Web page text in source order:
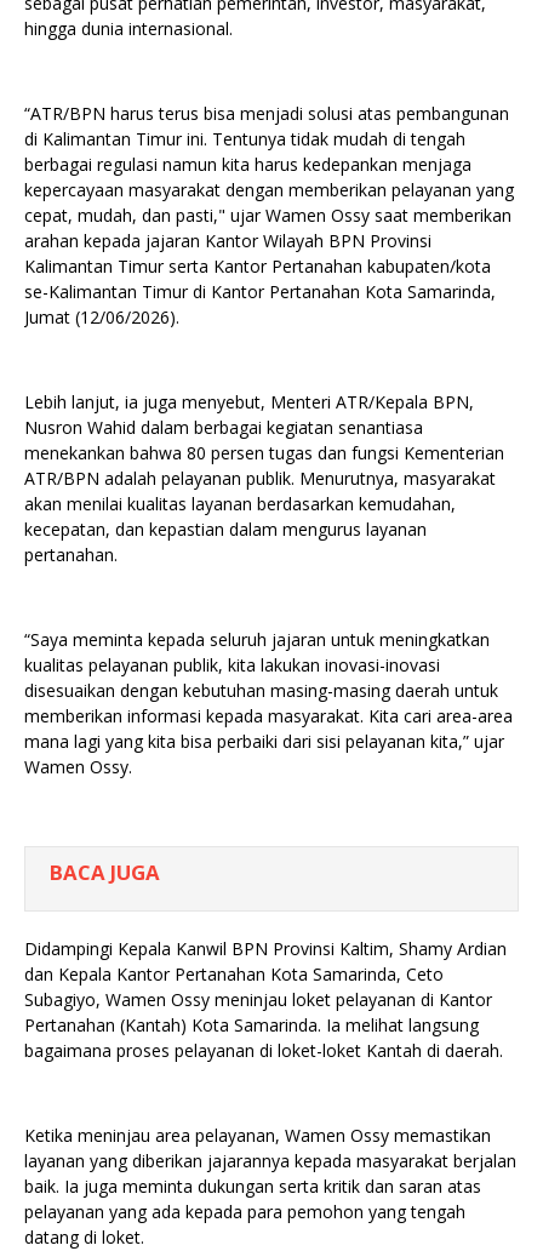
hingga dunia internasional.
“ATR/BPN harus terus bisa menjadi solusi atas pembangunan
di Kalimantan Timur ini. Tentunya tidak mudah di tengah
berbagai regulasi namun kita harus kedepankan menjaga
kepercayaan masyarakat dengan memberikan pelayanan yang
cepat, mudah, dan pasti," ujar Wamen Ossy saat memberikan
arahan kepada jajaran Kantor Wilayah BPN Provinsi
Kalimantan Timur serta Kantor Pertanahan kabupaten/kota
se-Kalimantan Timur di Kantor Pertanahan Kota Samarinda,
Jumat (12/06/2026).
Lebih lanjut, ia juga menyebut, Menteri ATR/Kepala BPN,
Nusron Wahid dalam berbagai kegiatan senantiasa
menekankan bahwa 80 persen tugas dan fungsi Kementerian
ATR/BPN adalah pelayanan publik. Menurutnya, masyarakat
akan menilai kualitas layanan berdasarkan kemudahan,
kecepatan, dan kepastian dalam mengurus layanan
pertanahan.
“Saya meminta kepada seluruh jajaran untuk meningkatkan
kualitas pelayanan publik, kita lakukan inovasi-inovasi
disesuaikan dengan kebutuhan masing-masing daerah untuk
memberikan informasi kepada masyarakat. Kita cari area-area
mana lagi yang kita bisa perbaiki dari sisi pelayanan kita,” ujar
Wamen Ossy.
BACA JUGA
Didampingi Kepala Kanwil BPN Provinsi Kaltim, Shamy Ardian
dan Kepala Kantor Pertanahan Kota Samarinda, Ceto
Subagiyo, Wamen Ossy meninjau loket pelayanan di Kantor
Pertanahan (Kantah) Kota Samarinda. Ia melihat langsung
bagaimana proses pelayanan di loket-loket Kantah di daerah.
Ketika meninjau area pelayanan, Wamen Ossy memastikan
layanan yang diberikan jajarannya kepada masyarakat berjalan
baik. Ia juga meminta dukungan serta kritik dan saran atas
pelayanan yang ada kepada para pemohon yang tengah
datang di loket.